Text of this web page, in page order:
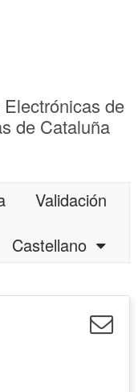
de
de Cataluña
Validación
Castellano